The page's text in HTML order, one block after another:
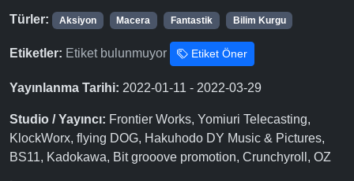
Türler: Aksiyon Macera Fantastik Bilim Kurgu
Etiketler: Etiket bulunmuyor Etiket Öner
Yayınlanma Tarihi: 2022-01-11 - 2022-03-29
Studio / Yayıncı: Frontier Works, Yomiuri Telecasting,
KlockWorx, flying DOG, Hakuhodo DY Music & Pictures,
BS11, Kadokawa, Bit grooove promotion, Crunchyroll, OZ